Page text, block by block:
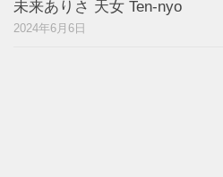
未来ありさ 天女 Ten-nyo
2024年6月6日